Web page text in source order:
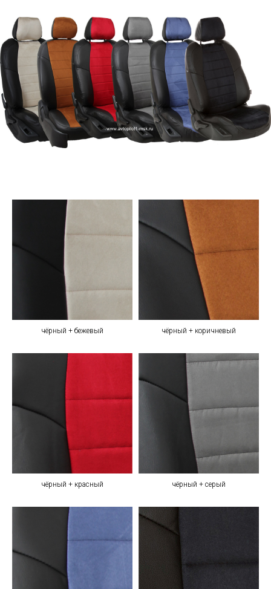
чёрный + бежевый чёрный + коричневый
чёрный + красный чёрный + серый